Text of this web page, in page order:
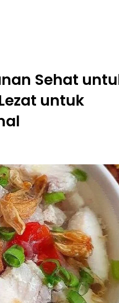
Sehat
untuk